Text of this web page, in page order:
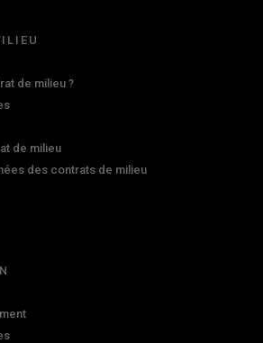
de milieu ?
de milieu
des contrats de milieu